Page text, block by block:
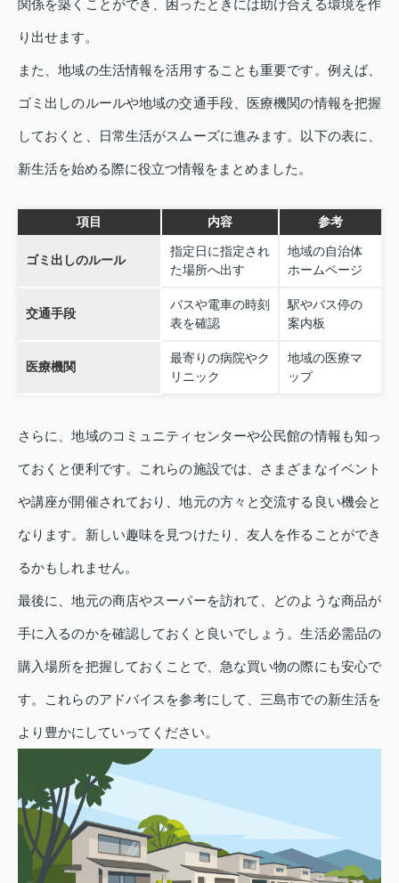
関係を築くことができ、困ったときには助け合える環境を作
り出せます。
また、地域の生活情報を活用することも重要です。例えば、
ゴミ出しのルールや地域の交通手段、医療機関の情報を把握
しておくと、日常生活がスムーズに進みます。以下の表に、
新生活を始める際に役立つ情報をまとめました。
項目 内容 参考
ゴミ出しのルール
指定日に指定され
た場所へ出す
地域の自治体
ホームページ
交通手段
バスや電車の時刻
表を確認
駅やバス停の
案内板
医療機関
最寄りの病院やク
リニック
地域の医療マ
ップ
さらに、地域のコミュニティセンターや公民館の情報も知っ
ておくと便利です。これらの施設では、さまざまなイベント
や講座が開催されており、地元の方々と交流する良い機会と
なります。新しい趣味を見つけたり、友人を作ることができ
るかもしれません。
最後に、地元の商店やスーパーを訪れて、どのような商品が
手に入るのかを確認しておくと良いでしょう。生活必需品の
購入場所を把握しておくことで、急な買い物の際にも安心で
す。これらのアドバイスを参考にして、三島市での新生活を
より豊かにしていってください。